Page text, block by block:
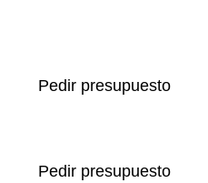
Pedir presupuesto
Pedir presupuesto